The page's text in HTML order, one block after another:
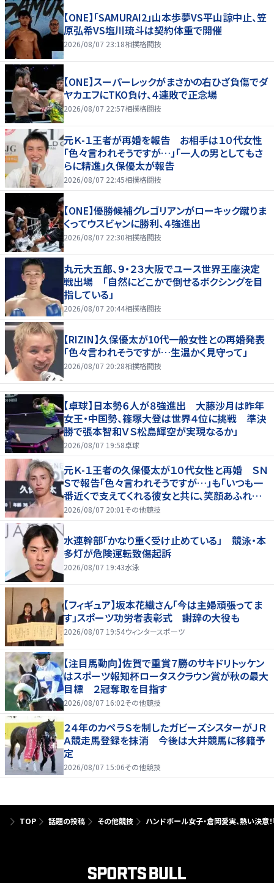
【ONE】「SAMURAI2」山本歩夢VS平山諒中止、笠
原弘希VS塩川琉斗は契約体重で開催
2026/08/07 23:18相撲格闘技
【ONE】スーパーレックがまさかの右ひざ負傷でダ
ヤカエフにTKO負け、４連敗で正念場
2026/08/07 22:57相撲格闘技
元Ｋ-１王者が再婚を報告 お相手は１０代女性
「色々言われそうですが…」「一人の男としてもさ
らに精進」久保優太が報告
2026/08/07 22:45相撲格闘技
【ONE】優勝候補グレゴリアンがローキック蹴りま
くってウスビャンに勝利、４強進出
2026/08/07 22:30相撲格闘技
丸元大五郎、９・２３大阪でユース世界王座決定
戦出場 「自然にどこかで倒せるボクシングを目
指している」
2026/08/07 20:44相撲格闘技
【RIZIN】久保優太が10代一般女性との再婚発表
「色々言われそうですが…生温かく見守って」
2026/08/07 20:28相撲格闘技
【卓球】日本勢６人が８強進出 大藤沙月は昨年
女王・中国勢、篠塚大登は世界４位に挑戦 準決
勝で張本智和ＶＳ松島輝空が実現なるか」
2026/08/07 19:58卓球
元Ｋ-１王者の久保優太が１０代女性と再婚 ＳＮ
Ｓで報告「色々言われそうですが…」も「いつも一
番近くで支えてくれる彼女と共に、笑顔あふれる
家庭を築いていきたい」
2026/08/07 20:01 その他競技
水連幹部「かなり重く受け止めている」 競泳・本
多灯が危険運転致傷起訴
2026/08/07 19:43水泳
【フィギュア】坂本花織さん「今は主婦頑張ってま
す」スポーツ功労者表彰式 謝辞の大役も
2026/08/07 19:54ウィンタースポーツ
【注目馬動向】佐賀で重賞７勝のサキドリトッケン
はスポーツ報知杯ロータスクラウン賞が秋の最大
目標 ２冠奪取を目指す
2026/08/07 16:02その他競技
２４年のカペラＳを制したガビーズシスターがＪＲ
Ａ競走馬登録を抹消 今後は大井競馬に移籍予
定
2026/08/07 15:06その他競技
TOP 話題の投稿 その他競技 ハンドボール女子・倉岡愛実、熱い決意